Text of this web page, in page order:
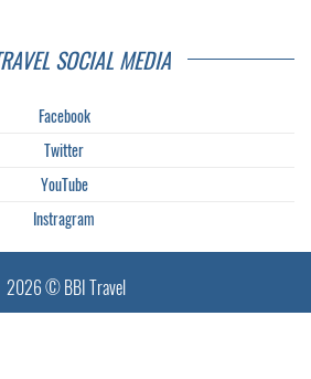
SOCIAL MEDIA
Facebook
Twitter
YouTube
Instragram
2026 © BBI Travel